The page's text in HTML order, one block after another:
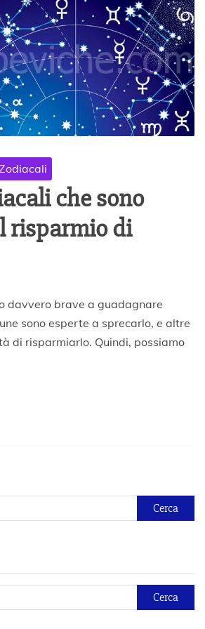
che sono
risparmio di
davvero brave a guadagnare
sono esperte a sprecarlo, e altre
di risparmiarlo. Quindi, possiamo